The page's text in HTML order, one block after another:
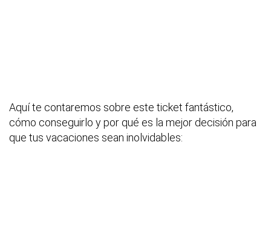
Aquí te contaremos sobre este ticket fantástico,
cómo conseguirlo y por qué es la mejor decisión para
que tus vacaciones sean inolvidables: